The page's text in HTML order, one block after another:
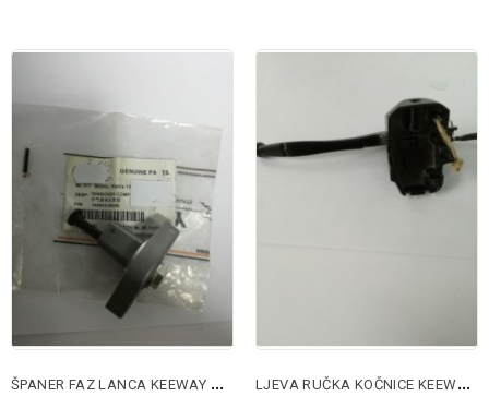
Š
PANER FAZ LANCA KEEWAY MATRIX I F-ACT 125 L
JEVA RUČKA KOČNICE KEEWAY MATRIX